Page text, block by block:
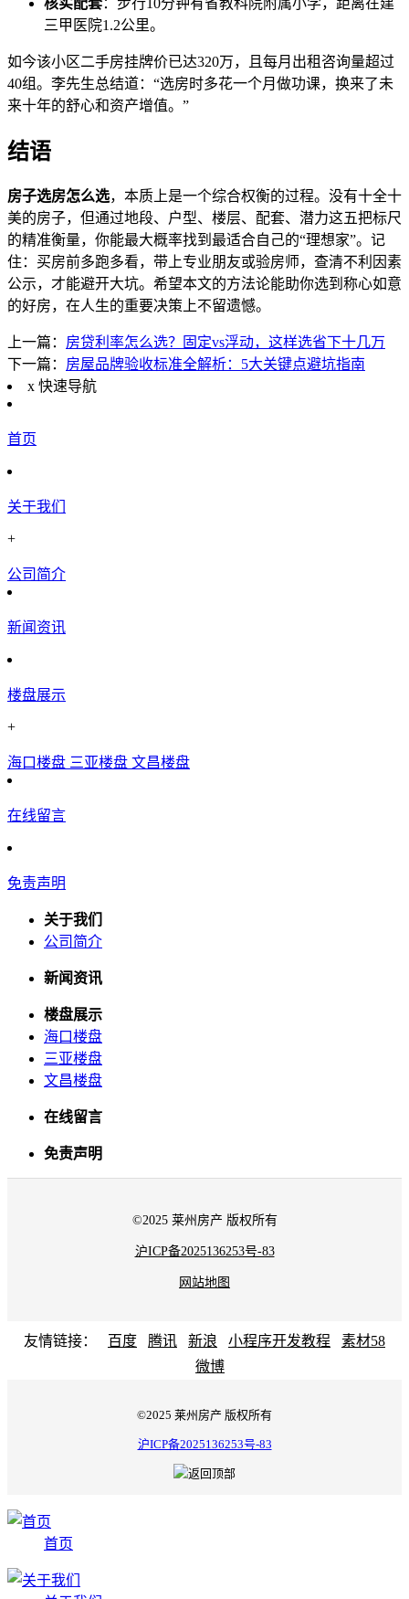
核实配套：步行10分钟有省教科院附属小学，距离在建
三甲医院1.2公里。
如今该小区二手房挂牌价已达320万，且每月出租咨询量超过
40组。李先生总结道：“选房时多花一个月做功课，换来了未
来十年的舒心和资产增值。”
结语
房子选房怎么选，本质上是一个综合权衡的过程。没有十全十
美的房子，但通过地段、户型、楼层、配套、潜力这五把标尺
的精准衡量，你能最大概率找到最适合自己的“理想家”。记
住：买房前多跑多看，带上专业朋友或验房师，查清不利因素
公示，才能避开大坑。希望本文的方法论能助你选到称心如意
的好房，在人生的重要决策上不留遗憾。
上一篇： 房贷利率怎么选？固定vs浮动，这样选省下十几万
下一篇： 房屋品牌验收标准全解析：5大关键点避坑指南
x 快速导航
首页
关于我们
+
公司简介
新闻资讯
楼盘展示
+
海口楼盘 三亚楼盘 文昌楼盘
在线留言
免责声明
关于我们
公司简介
新闻资讯
楼盘展示
海口楼盘
三亚楼盘
文昌楼盘
在线留言
免责声明
©2025 莱州房产 版权所有
沪ICP备2025136253号-83
网站地图
友情链接： 百度 腾讯 新浪 小程序开发教程
素材58
微博
©2025 莱州房产 版权所有
沪ICP备2025136253号-83
首页